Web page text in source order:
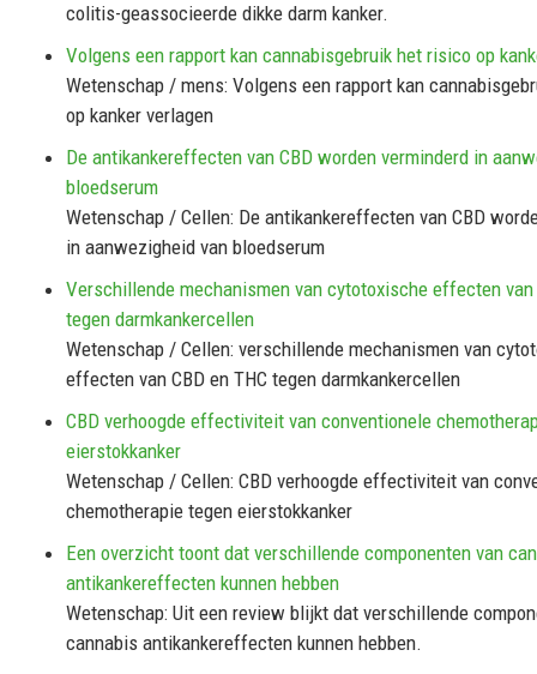
colitis-geassocieerde dikke darm kanker.
Volgens een rapport kan cannabisgebruik het risico op
Wetenschap / mens: Volgens een rapport kan
op kanker verlagen
De antikankereffecten van CBD worden verminderd in
bloedserum
Wetenschap / Cellen: De antikankereffecten van CBD
in aanwezigheid van bloedserum
Verschillende mechanismen van cytotoxische effecten van
tegen darmkankercellen
Wetenschap / Cellen: verschillende mechanismen van
effecten van CBD en THC tegen darmkankercellen
CBD verhoogde effectiviteit van conventionele
eierstokkanker
Wetenschap / Cellen: CBD verhoogde effectiviteit van
chemotherapie tegen eierstokkanker
Een overzicht toont dat verschillende componenten van
antikankereffecten kunnen hebben
Wetenschap: Uit een review blijkt dat verschillende
cannabis antikankereffecten kunnen hebben.